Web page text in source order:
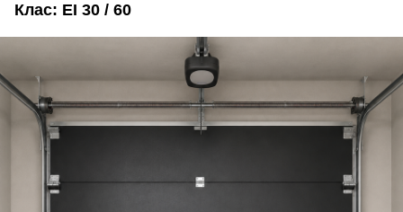
Клас: EI 30 / 60